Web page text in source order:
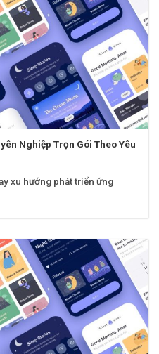
Nghiệp Trọn Gói Theo Yêu
xu hướng phát triển ứng